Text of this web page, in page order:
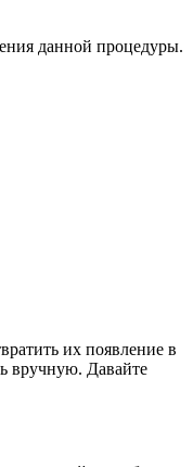
данной процедуры.
их появление в
вручную. Давайте